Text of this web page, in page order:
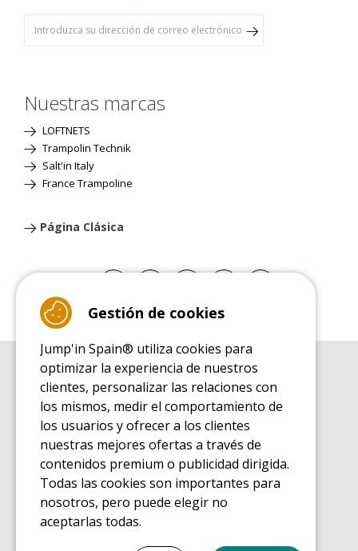
Nuestras marcas
LOFTNETS
Trampolin Technik
Salt'in Italy
France Trampoline
Página Clásica
GUÍA DE COMPRA
Guía de compra para las camas elásticas de ocio
GUÍA DE INSTALACIÓN
Guía de montaje para la cama elástica de ocio
GUÍA DE MANTENIMIENTO
Guía de mantenimiento de las camas elásticas de ocio
GUÍA DE INICIO
Guía de descubrimiento de las camas elásticas de ocio
GUÍA DE COMPRA PIEZAS DE RECAMBIO
Gestión de cookies
Jump'in Spain® utiliza cookies para
optimizar la experiencia de nuestros
clientes, personalizar las relaciones con
los mismos, medir el comportamiento de
los usuarios y ofrecer a los clientes
nuestras mejores ofertas a través de
contenidos premium o publicidad dirigida.
Todas las cookies son importantes para
nosotros, pero puede elegir no
aceptarlas todas.